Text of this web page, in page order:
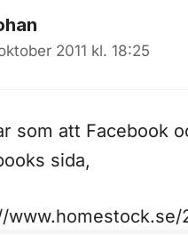
2011 kl. 18:25
som att Facebook
sida,